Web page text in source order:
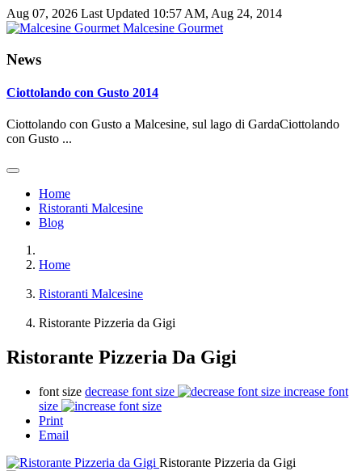
Aug 07, 2026 Last Updated 10:57 AM, Aug 24, 2014
Malcesine Gourmet
News
Ciottolando con Gusto 2014
Ciottolando con Gusto a Malcesine, sul lago di GardaCiottolando
con Gusto ...
Home
Ristoranti Malcesine
Blog
Home
Ristoranti Malcesine
Ristorante Pizzeria da Gigi
Ristorante Pizzeria Da Gigi
font size decrease font size
increase font
size
Print
Email
Ristorante Pizzeria da Gigi